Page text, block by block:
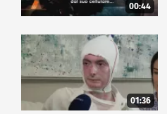
00:44
01:36